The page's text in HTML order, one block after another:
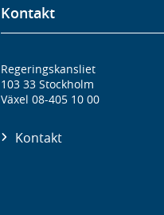
Kontakt
Regeringskansliet
103 33 Stockholm
Växel 08-405 10 00
Kontakt